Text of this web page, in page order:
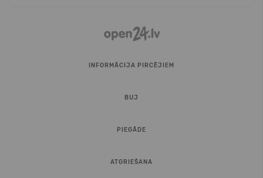
INFORMĀCIJA PIRCĒJIEM
BUJ
PIEGĀDE
ATGRIEŠANA